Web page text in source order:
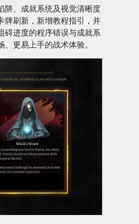
阱、成就系统及视觉清晰度
牌刷新，新增教程指引，并
碍进度的程序错误与成就系
更易上手的战术体验。